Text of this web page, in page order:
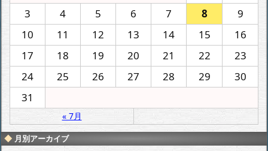
3
4 5 6 7 8
9
10
11 12 13 14 15
16
17
18 19 20 21 22
23
24
25 26 27 28 29
30
31
« 7月
月別アーカイブ